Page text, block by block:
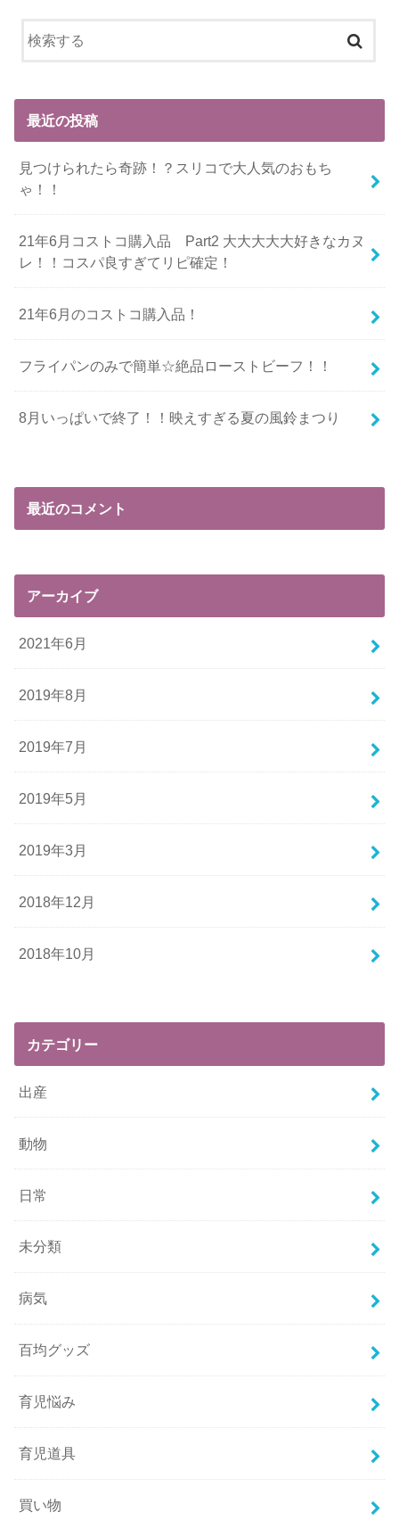
最近の投稿
見つけられたら奇跡！？スリコで大人気のおもち
ゃ！！
21年6月コストコ購入品 Part2 大大大大大好きなカヌ
レ！！コスパ良すぎてリピ確定！
21年6月のコストコ購入品！
フライパンのみで簡単☆絶品ローストビーフ！！
8月いっぱいで終了！！映えすぎる夏の風鈴まつり
最近のコメント
アーカイブ
2021年6月
2019年8月
2019年7月
2019年5月
2019年3月
2018年12月
2018年10月
カテゴリー
出産
動物
日常
未分類
病気
百均グッズ
育児悩み
育児道具
買い物